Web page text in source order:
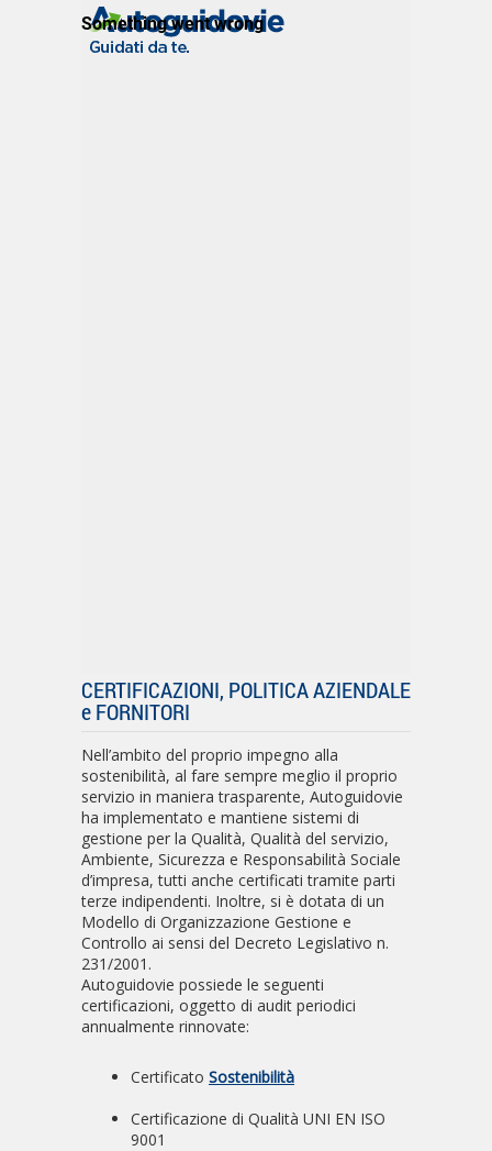
CERTIFICAZIONI, POLITICA AZIENDALE
e FORNITORI
Nell’ambito del proprio impegno alla
sostenibilità, al fare sempre meglio il proprio
servizio in maniera trasparente, Autoguidovie
ha implementato e mantiene sistemi di
gestione per la Qualità, Qualità del servizio,
Ambiente, Sicurezza e Responsabilità Sociale
d’impresa, tutti anche certificati tramite parti
terze indipendenti. Inoltre, si è dotata di un
Modello di Organizzazione Gestione e
Controllo ai sensi del Decreto Legislativo n.
231/2001.
Autoguidovie possiede le seguenti
certificazioni, oggetto di audit periodici
annualmente rinnovate:
Certificato Sostenibilità
Certificazione di Qualità UNI EN ISO
9001